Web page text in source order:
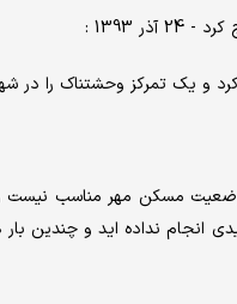
و یک تمرکز وحشتناک را در
مسکن مهر مناسب نیست
انجام نداده اید و چندین